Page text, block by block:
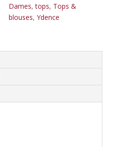
Dames,tops, Tops &
blouses,Ydence